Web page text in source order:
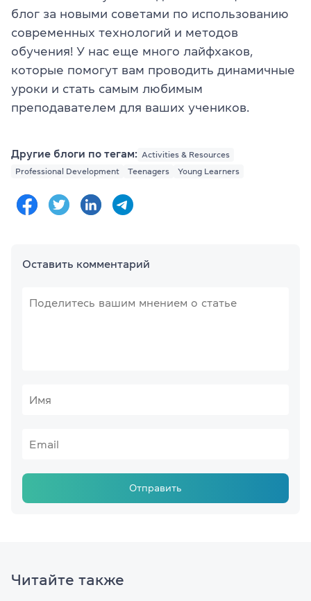
блог за новыми советами по использованию
современных технологий и методов
обучения! У нас еще много лайфхаков,
которые помогут вам проводить динамичные
уроки и стать самым любимым
преподавателем для ваших учеников.
Другие блоги по тегам: Activities & Resources
Professional Development
Teenagers Young Learners
Оставить комментарий
Отправить
Читайте также